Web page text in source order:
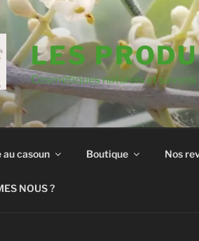
LES
Cosmétiques naturels et
au casoun Boutique Nos
NOUS ?